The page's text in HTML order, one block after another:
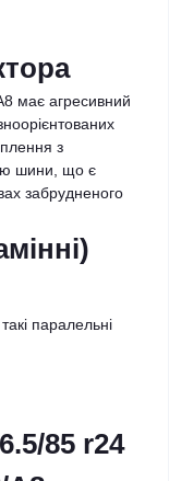
має агресивний
з
шини, що є
забрудненого
паралельні
85 r24